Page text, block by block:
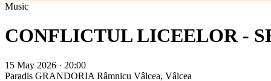
Music
CONFLICTUL LICEELOR -
15 May 2026 · 20:00
Paradis GRANDORIA Râmnicu Vâlcea, Vâlcea